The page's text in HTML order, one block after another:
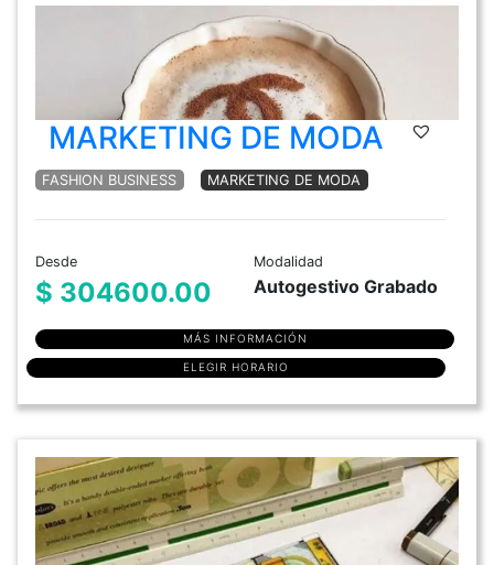
MARKETING DE MODA
FASHION BUSINESS MARKETING DE MODA
Desde
$ 304600.00
Modalidad
Autogestivo Grabado
MÁS INFORMACIÓN
ELEGIR HORARIO